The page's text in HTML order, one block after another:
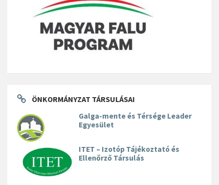
ÖNKORMÁNYZAT TÁRSULÁSAI
Galga-mente és Térsége Leader
Egyesület
ITET – Izotóp Tájékoztató és
Ellenőrző Társulás